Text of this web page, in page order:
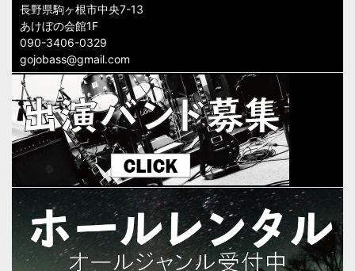
長野県駒ヶ根市中央7-13
あけぼの会館1F
090-3406-0329
gojobass@gmail.com